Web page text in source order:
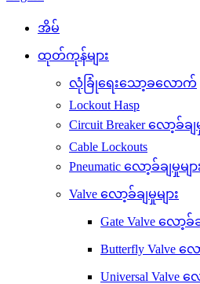
အိမ်
ထုတ်ကုန်များ
လုံခြုံရေးသော့ခလောက်
Lockout Hasp
Circuit Breaker လော့ခ်ချ
Cable Lockouts
Pneumatic လော့ခ်ချမှုမျာ
Valve လော့ခ်ချမှုများ
Gate Valve လော့ခ်ခ
Butterfly Valve လေ
Universal Valve လ